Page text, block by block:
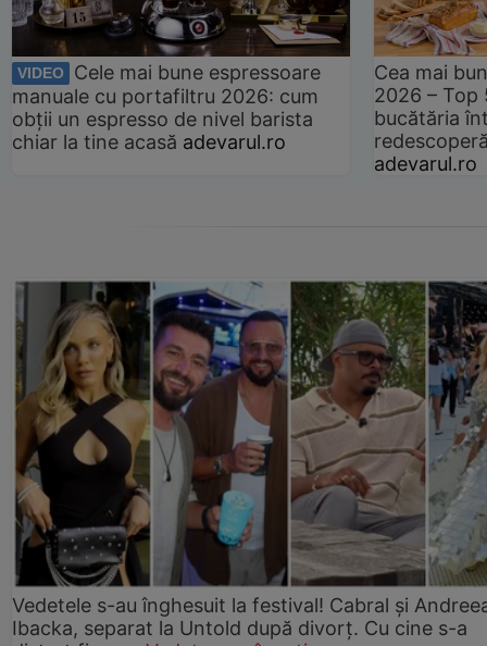
VIDEO
Cele mai bune espressoare
manuale cu portafiltru 2026: cum
obții un espresso de nivel barista
chiar la tine acasă adevarul.ro
Cea mai
2026 –
bucătăria
adevarul.ro
Vedetele s-au înghesuit la festival! Cabral și
Ibacka, separat la Untold după divorț. Cu cine s-a